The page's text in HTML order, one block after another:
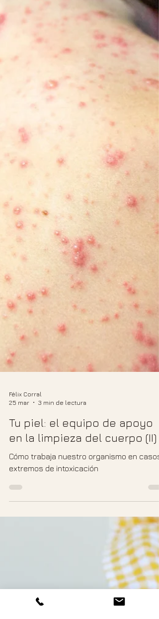
Félix Corral
25 mar
3 min de lectura
Tu piel: el equipo de apoyo
en la limpieza del cuerpo (II)
extremos de intoxicación